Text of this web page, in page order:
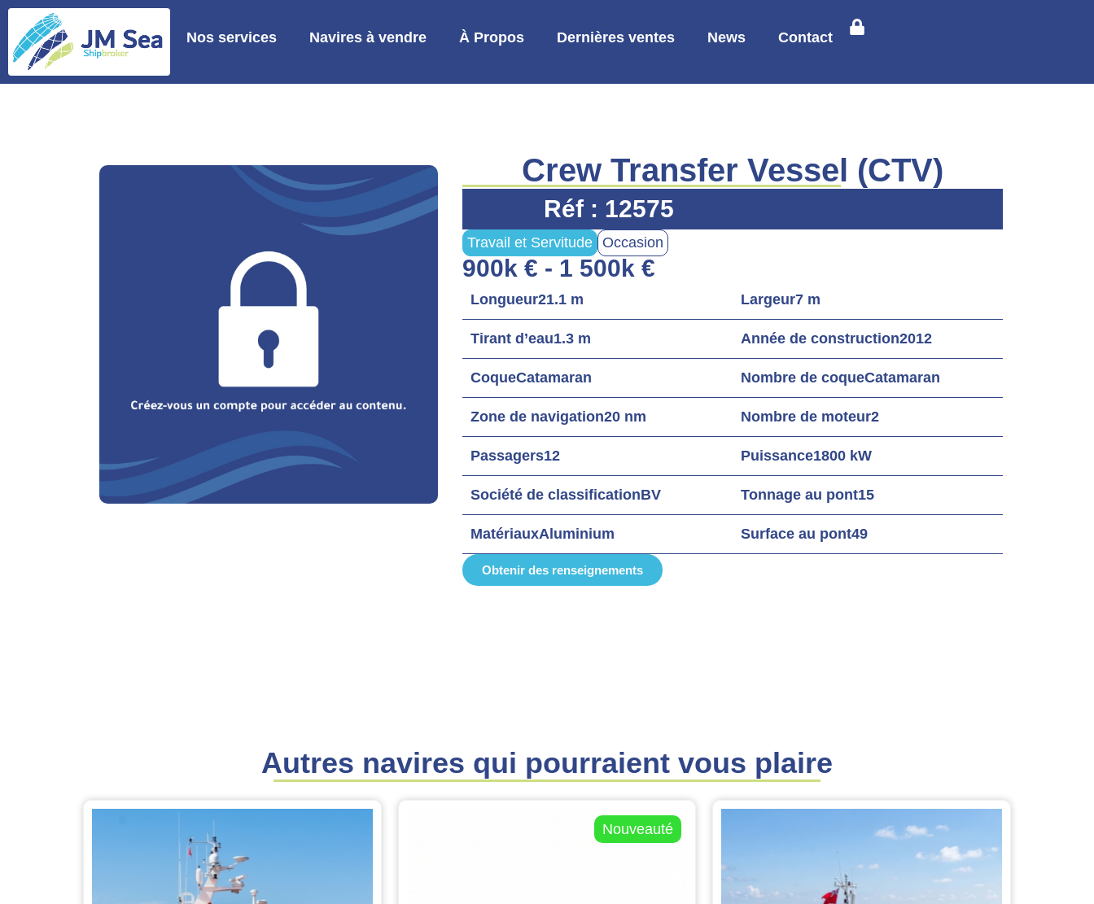
Nos services Navires à vendre À Propos Dernières ventes News Contact
Crew Transfer Vessel (CTV)
Réf : 12575
Travail et Servitude Occasion
900k € - 1 500k €
Longueur21.1 m
Tirant d’eau1.3 m
CoqueCatamaran
Zone de navigation20 nm
Passagers12
Société de classificationBV
MatériauxAluminium
Largeur7 m
Année de construction2012
Nombre de coqueCatamaran
Nombre de moteur2
Puissance1800 kW
Tonnage au pont15
Surface au pont49
Obtenir des renseignements
Autres navires qui pourraient vous plaire
Nouveauté